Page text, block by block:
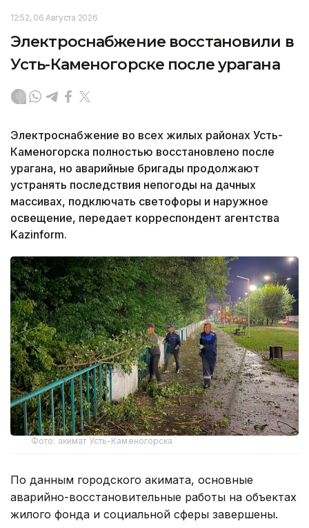
12:52, 06 Августа 2026
Электроснабжение восстановили в
Усть-Каменогорске после урагана
Электроснабжение во всех жилых районах Усть-
Каменогорска полностью восстановлено после
урагана, но аварийные бригады продолжают
устранять последствия непогоды на дачных
массивах, подключать светофоры и наружное
освещение, передает корреспондент агентства
Kazinform.
Фото: акимат Усть-Каменогорска
По данным городского акимата, основные
аварийно-восстановительные работы на объектах
жилого фонда и социальной сферы завершены.